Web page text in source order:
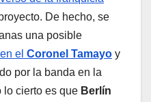
De hecho, se
una posible
el Coronel Tamayo y
por la banda en la
lo cierto es que Berlín